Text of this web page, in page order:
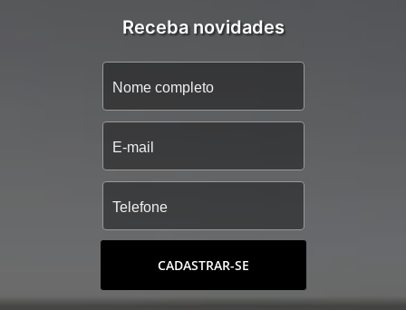
Receba novidades
CADASTRAR-SE